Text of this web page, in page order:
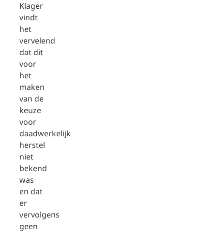
Klager
vindt
het
vervelend
dat dit
voor
het
maken
van de
keuze
voor
daadwerkelijk
herstel
niet
bekend
was
en dat
er
vervolgens
geen